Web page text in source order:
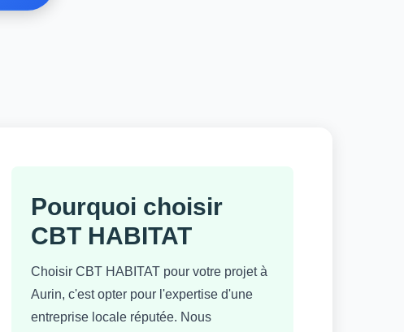
Pourquoi choisir
CBT HABITAT
Choisir CBT HABITAT pour votre projet à
Aurin, c'est opter pour l'expertise d'une
entreprise locale réputée. Nous